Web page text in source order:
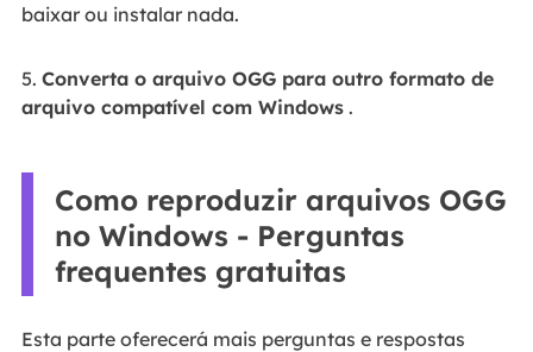
baixar ou instalar nada.
5. Converta o arquivo OGG para outro formato de
arquivo compatível com Windows.
Como reproduzir arquivos OGG
no Windows - Perguntas
frequentes gratuitas
Esta parte oferecerá mais perguntas e respostas